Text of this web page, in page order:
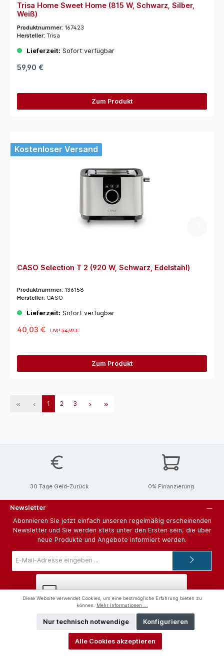
Trisa Home Sweet Home (815 W, Schwarz, Silber,
Weiß)
Produktnummer: 167423
Hersteller: Trisa
Lieferzeit: Sofort verfügbar
59,90 €
Zum Produkt
Kostenloser Versand
CASO Selection T 2 (920 W, Schwarz, Edelstahl)
Produktnummer: 136158
Hersteller: CASO
Lieferzeit: Sofort verfügbar
40,03 € UVP54,99 €
Zum Produkt
1 2 3
30 Tage Geld-Zurück 0% Finanzierung
Newsletter
Abonnieren Sie jetzt einfach unseren regelmäßig erscheinenden
Newsletter und Sie werden stets unter den Ersten sein, die über
neue Produkte und Angebote informiert werden.
Mail-
Ich habe die Datenschutzbestimmungen
zur Kenntnis genommen
AGB gelesen und bin mit ihnen einverstanden.
Diese Website verwendet Cookies, um eine bestmögliche Erfahrung bieten zu
können.
Mehr Informationen ...
Nur technisch notwendige Konfigurieren
Alle Cookies akzeptieren